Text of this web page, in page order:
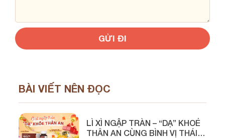
BÀI VIẾT NÊN ĐỌC
LÌ XÌ NGẬP TRÀN – “DẠ” KHOẺ
THÂN AN CÙNG BÌNH VỊ THÁI